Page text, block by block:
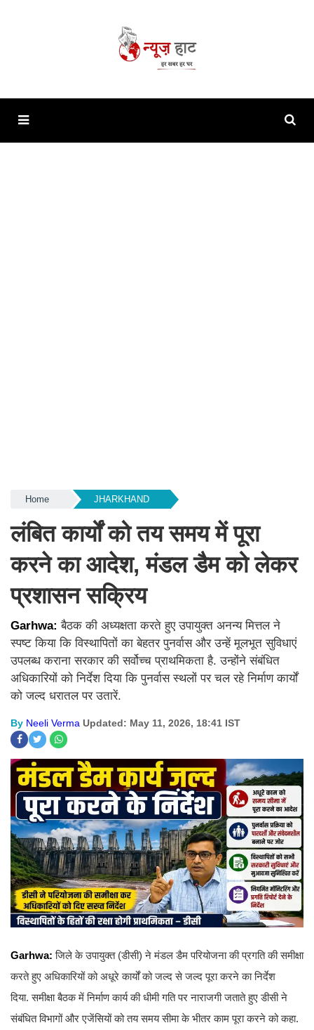
Home JHARKHAND
लंबित कार्यों को तय समय में पूरा
करने का आदेश, मंडल डैम को लेकर
प्रशासन सक्रिय
Garhwa:बैठक की अध्यक्षता करते हुए उपायुक्त अनन्य मित्तल ने
स्पष्ट किया कि विस्थापितों का बेहतर पुनर्वास और उन्हें मूलभूत सुविधाएं
उपलब्ध कराना सरकार की सर्वोच्च प्राथमिकता है. उन्होंने संबंधित
अधिकारियों को निर्देश दिया कि पुनर्वास स्थलों पर चल रहे निर्माण कार्यों
को जल्द धरातल पर उतारें.
By Neeli Verma Updated: May 11, 2026, 18:41 IST
Garhwa: जिले के उपायुक्त (डीसी) ने मंडल डैम परियोजना की प्रगति की समीक्षा
करते हुए अधिकारियों को अधूरे कार्यों को जल्द से जल्द पूरा करने का निर्देश
दिया. समीक्षा बैठक में निर्माण कार्य की धीमी गति पर नाराजगी जताते हुए डीसी ने
संबंधित विभागों और एजेंसियों को तय समय सीमा के भीतर काम पूरा करने को कहा.